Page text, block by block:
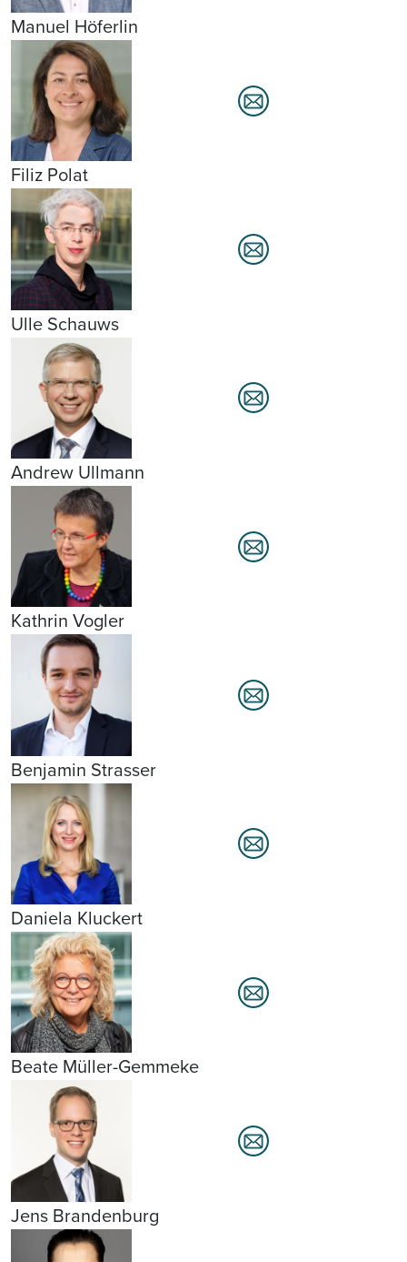
Manuel Höferlin
Filiz Polat
Ulle Schauws
Andrew Ullmann
Kathrin Vogler
Benjamin Strasser
Daniela Kluckert
Beate Müller-Gemmeke
Jens Brandenburg